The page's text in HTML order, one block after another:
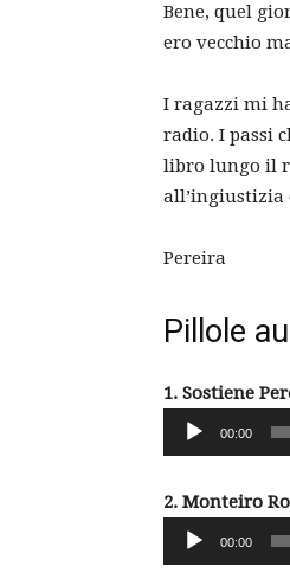
Bene, quel
ero vecchio
I ragazzi mi
radio. I passi
libro lungo il
all’ingiustizia
Pereira
Pillole
1. Sostiene
Audio
Player
00:00
2. Monteiro
Audio
Player
00:00